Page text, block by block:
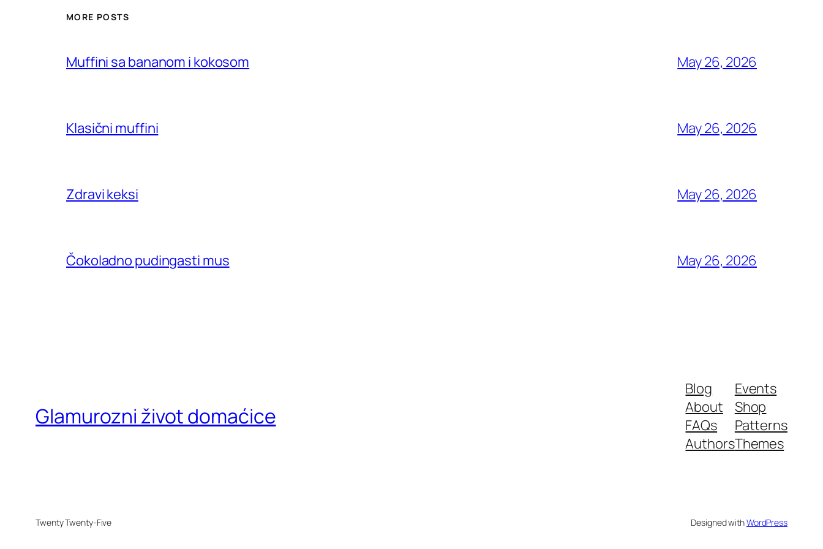
MORE POSTS
Muffini sa bananom i kokosom May 26, 2026
Klasični muffini May 26, 2026
Zdravi keksi May 26, 2026
Čokoladno pudingasti mus May 26, 2026
Glamurozni život domaćice
Blog
About
FAQs
Authors
Events
Shop
Patterns
Themes
Twenty Twenty-Five Designed withWordPress